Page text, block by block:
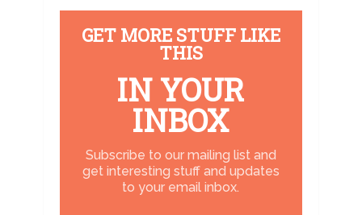
GET MORE STUFF LIKE
THIS
IN YOUR
INBOX
Subscribe to our mailing list and
get interesting stuff and updates
to your email inbox.